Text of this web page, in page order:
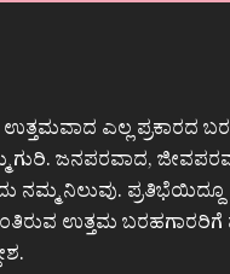
ಎಲ್ಲ ಪ್ರಕಾರದ
ಗುರಿ. ಜನಪರವಾದ,
ನಮ್ಮ ನಿಲುವು. ಪ್ರತಿಭೆಯಿದ್ದೂ
ಉತ್ತಮ ಬರಹಗಾರರಿಗೆ